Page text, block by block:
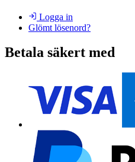
Logga in
Glömt lösenord?
Betala säkert med